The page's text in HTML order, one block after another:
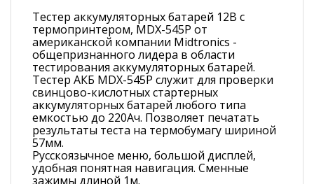
Тестер аккумуляторных батарей 12В с
термопринтером, MDX-545P от
американской компании Midtronics -
общепризнанного лидера в области
тестирования аккумуляторных батарей.
Тестер АКБ MDX-545P служит для проверки
свинцово-кислотных стартерных
аккумуляторных батарей любого типа
емкостью до 220Ач. Позволяет печатать
результаты теста на термобумагу шириной
57мм.
Русскоязычное меню, большой дисплей,
удобная понятная навигация. Сменные
зажимы длиной 1м.